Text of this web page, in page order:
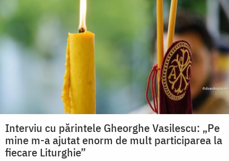
Interviu cu părintele Gheorghe Vasilescu: „Pe
mine m-a ajutat enorm de mult participarea la
fiecare Liturghie”